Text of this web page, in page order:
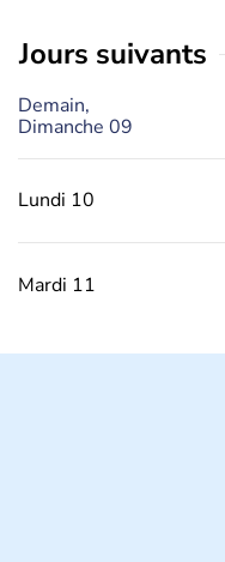
jours suivants
Demain,
Dimanche 09
Lundi 10
Mardi 11